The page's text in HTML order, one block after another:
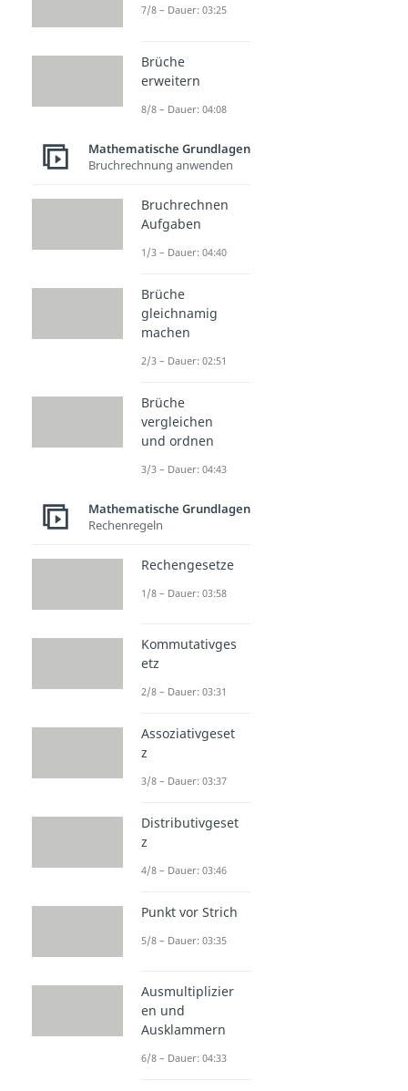
7/8 – Dauer: 03:25
Brüche
erweitern
8/8 – Dauer: 04:08
Mathematische Grundlagen
Bruchrechnung anwenden
Bruchrechnen
Aufgaben
1/3 – Dauer: 04:40
Brüche
gleichnamig
machen
2/3 – Dauer: 02:51
Brüche
vergleichen
und ordnen
3/3 – Dauer: 04:43
Mathematische Grundlagen
Rechenregeln
Rechengesetze
1/8 – Dauer: 03:58
Kommutativges
etz
2/8 – Dauer: 03:31
Assoziativgeset
z
3/8 – Dauer: 03:37
Distributivgeset
z
4/8 – Dauer: 03:46
Punkt vor Strich
5/8 – Dauer: 03:35
Ausmultiplizier
en und
Ausklammern
6/8 – Dauer: 04:33